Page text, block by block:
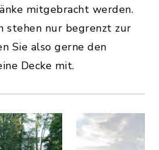
mitgebracht werden.
stehen nur begrenzt zur
Sie also gerne den
Decke mit.